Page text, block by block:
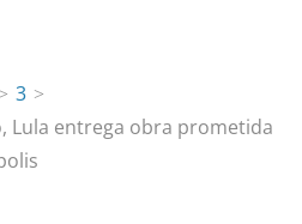
3
Lula entrega obra prometida